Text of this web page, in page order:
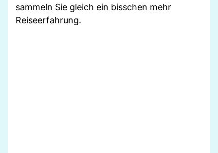
sammeln Sie gleich ein bisschen mehr
Reiseerfahrung.